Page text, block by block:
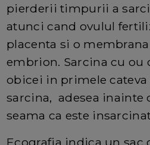
pierderii timpurii a
atunci cand ovulul
placenta si o
embrion. Sarcina cu ou
obicei in primele
sarcina, adesea inainte
seama ca este
Ecografia indica un sac